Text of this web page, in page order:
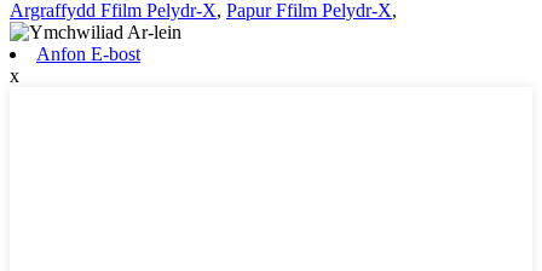
Argraffydd Ffilm Pelydr-X, Papur Ffilm Pelydr-X,
Anfon E-bost
x